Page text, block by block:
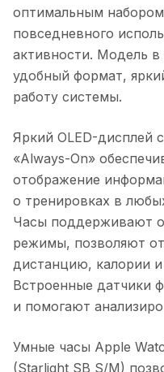
оптимальным
повседневного
активности. Модель
удобный формат,
работу системы.
Яркий OLED-дисплей
«Always-On»
отображение
о тренировках в
Часы поддерживают
режимы, позволяют
дистанцию, калории и
Встроенные датчики
и помогают
Умные часы Apple
(Starlight SB S/M)